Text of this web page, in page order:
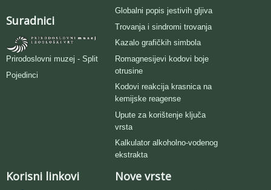
Suradnici
Prirodoslovni muzej - Split
Pojedinci
Globalni popis jestivih gljiva
Trovanja i sindromi trovanja
Kazalo grafičkih simbola
Romagnesijevi kodovi boje
otrusine
Kodovi reakcija krasnica na
kemijske reagense
Upute za korištenje ključa
vrsta
Kalkulator alkoholno-vodenog
ekstrakta
Korisni linkovi Nove vrste